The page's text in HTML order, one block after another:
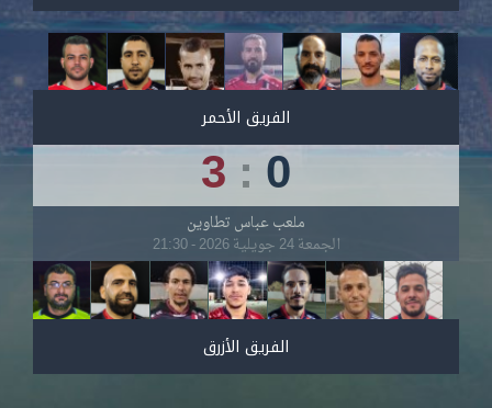
الفريق الأحمر
3 : 0
ملعب عباس تطاوين
الجمعة 24 جويلية 2026 - 21:30
الفريق الأزرق